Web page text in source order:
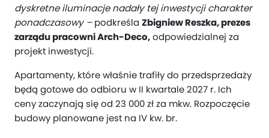
dyskretne iluminacje nadały tej inwestycji charakter
ponadczasowy –podkreśla Zbigniew Reszka, prezes
zarządu pracowni Arch-Deco,odpowiedzialnej za
projekt inwestycji.
Apartamenty, które właśnie trafiły do przedsprzedaży
będą gotowe do odbioru w II kwartale 2027 r. Ich
ceny zaczynają się od 23 000 zł za mkw. Rozpoczęcie
budowy planowane jest na IV kw. br.